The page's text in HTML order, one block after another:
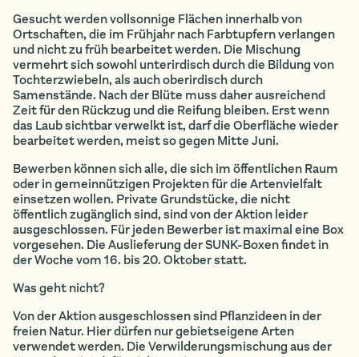
Gesucht werden vollsonnige Flächen innerhalb von
Ortschaften, die im Frühjahr nach Farbtupfern verlangen
und nicht zu früh bearbeitet werden. Die Mischung
vermehrt sich sowohl unterirdisch durch die Bildung von
Tochterzwiebeln, als auch oberirdisch durch
Samenstände. Nach der Blüte muss daher ausreichend
Zeit für den Rückzug und die Reifung bleiben. Erst wenn
das Laub sichtbar verwelkt ist, darf die Oberfläche wieder
bearbeitet werden, meist so gegen Mitte Juni.
Bewerben können sich alle, die sich im öffentlichen Raum
oder in gemeinnützigen Projekten für die Artenvielfalt
einsetzen wollen. Private Grundstücke, die nicht
öffentlich zugänglich sind, sind von der Aktion leider
ausgeschlossen. Für jeden Bewerber ist maximal eine Box
vorgesehen. Die Auslieferung der SUNK-Boxen findet in
der Woche vom 16. bis 20. Oktober statt.
Was geht nicht?
Von der Aktion ausgeschlossen sind Pflanzideen in der
freien Natur. Hier dürfen nur gebietseigene Arten
verwendet werden. Die Verwilderungsmischung aus der